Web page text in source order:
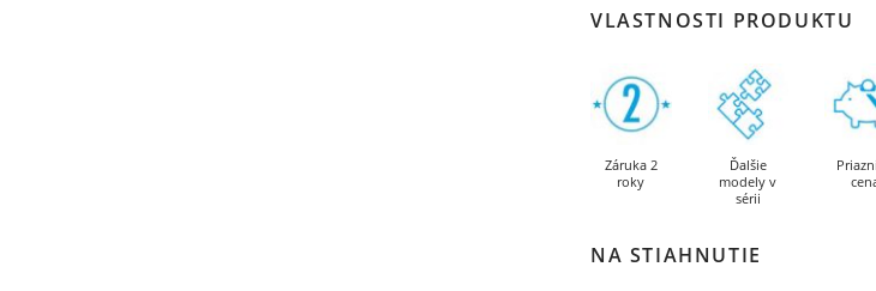
VLASTNOSTI PRODUKTU
Záruka 2
roky
Ďalšie
modely v
sérii
NA STIAHNUTIE